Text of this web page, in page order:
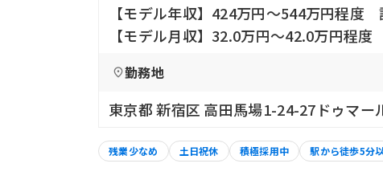
【モデル年収】424万円〜544万円程度
【モデル月収】32.0万円〜42.0万円程
勤務地
東京都 新宿区 高田馬場1-24-27ドゥマー
残業少なめ 土日祝休 積極採用中 駅から徒歩5分